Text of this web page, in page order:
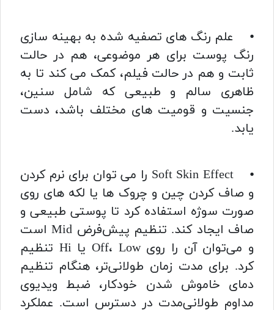
⦁ علم رنگ های تصفیه شده به بهینه سازی
رنگ پوست برای هر موضوعی، هم در حالت
ثابت و هم در حالت فیلم، کمک می کند تا به
ظاهری سالم و طبیعی که شامل سنین،
جنسیت و قومیت های مختلف باشد، دست
یابد.
⦁ Soft Skin Effect را می توان برای نرم کردن
و صاف کردن چین و چروک ها یا لکه های روی
صورت سوژه استفاده کرد تا پوستی طبیعی و
صاف ایجاد کند. تنظیم پیش‌فرض Mid است
و می‌توان آن را روی Off، Low یا Hi تنظیم
کرد. برای مدت زمان طولانی‌تر، هنگام تنظیم
دمای خاموش شدن خودکار، ضبط ویدیوی
مداوم طولانی‌مدت در دسترس است. عملکرد